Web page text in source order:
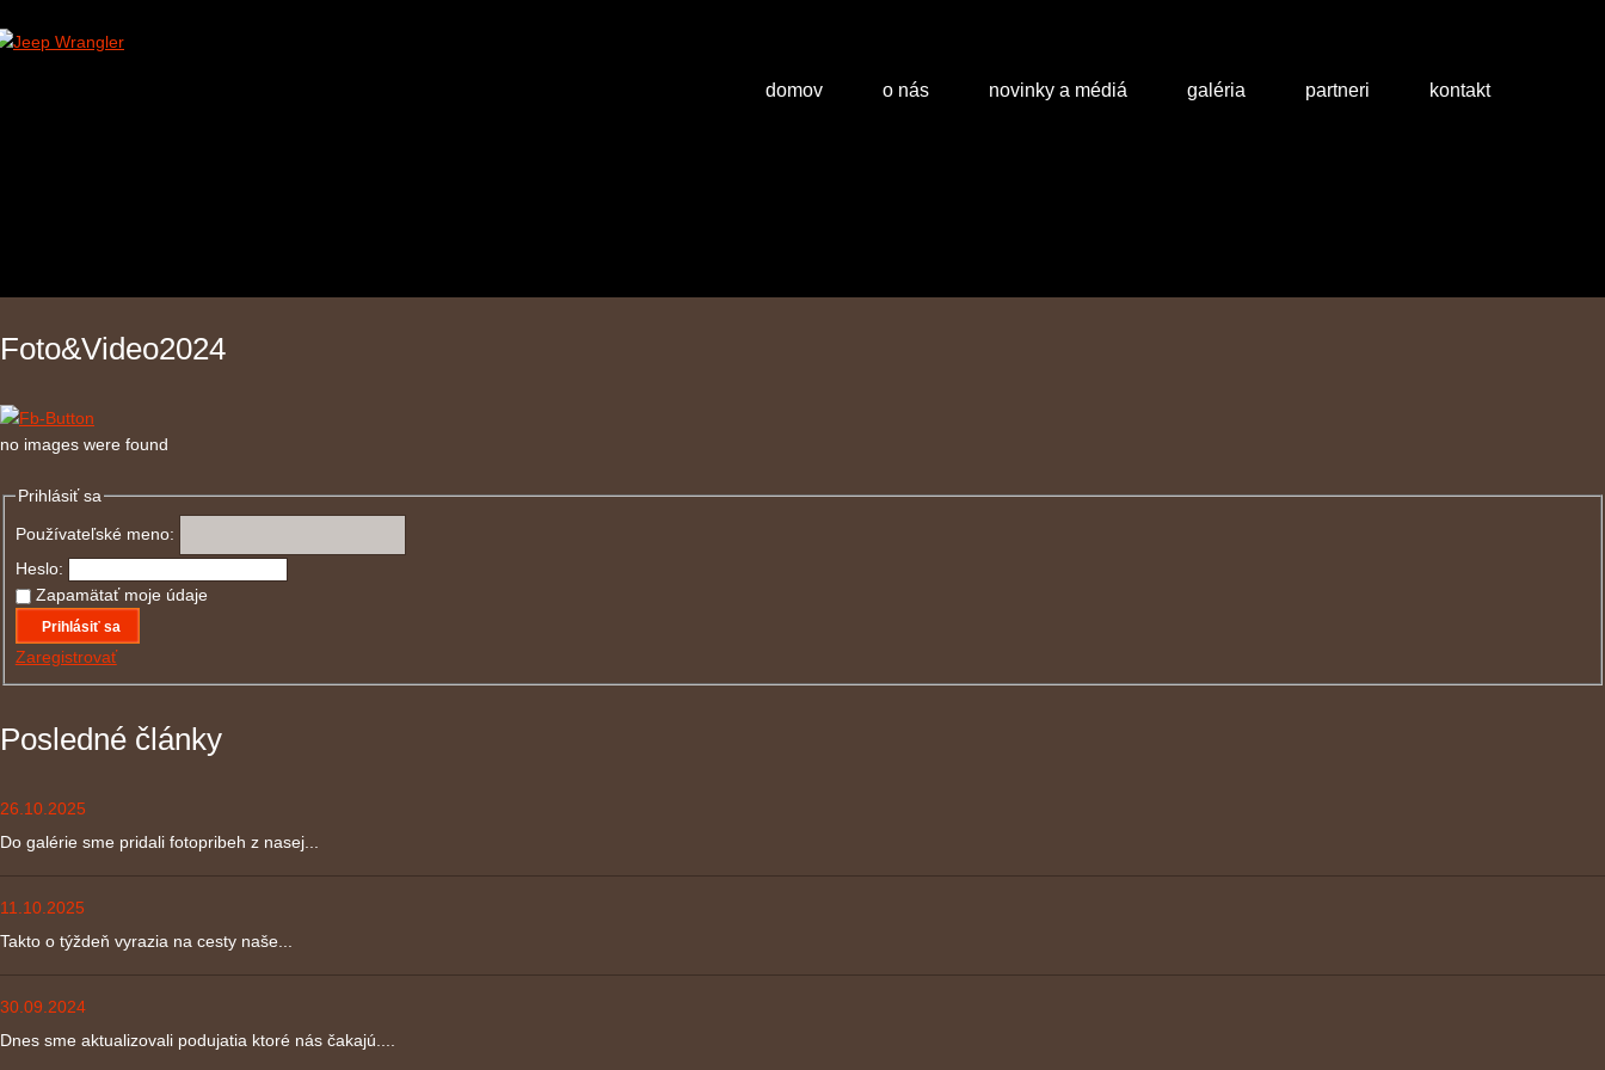
domov o nás novinky a médiá galéria partneri kontakt
Foto&Video2024
no images were found
Prihlásiť sa
Používateľské meno:
Heslo:
Zapamätať moje údaje
Prihlásiť sa
Zaregistrovať
Posledné články
26.10.2025
Do galérie sme pridali fotopribeh z nasej...
11.10.2025
Takto o týždeň vyrazia na cesty naše...
30.09.2024
Dnes sme aktualizovali podujatia ktoré nás čakajú....